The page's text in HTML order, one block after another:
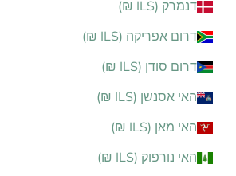
דנמרק (ILS ₪)
דרום אפריקה (ILS ₪)
דרום סודן (ILS ₪)
האי אסנשן (ILS ₪)
האי מאן (ILS ₪)
האי נורפוק (ILS ₪)